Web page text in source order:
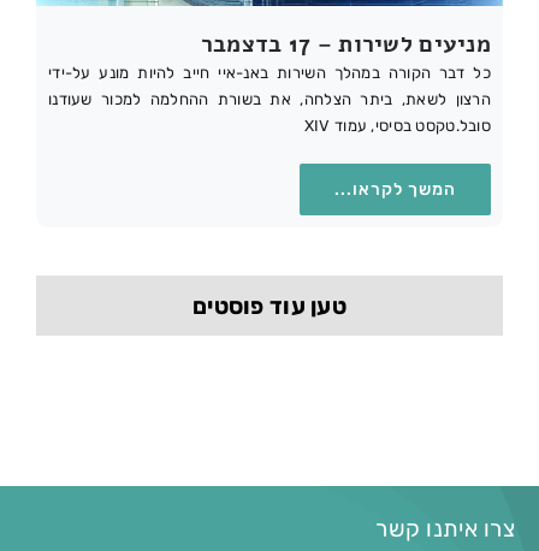
מניעים לשירות – 17 בדצמבר
כל דבר הקורה במהלך השירות באנ-איי חייב להיות מונע על-ידי
הרצון לשאת, ביתר הצלחה, את בשורת ההחלמה למכור שעודנו
סובל.טקסט בסיסי, עמוד XIV
המשך לקראו...
טען עוד פוסטים
צרו איתנו קשר